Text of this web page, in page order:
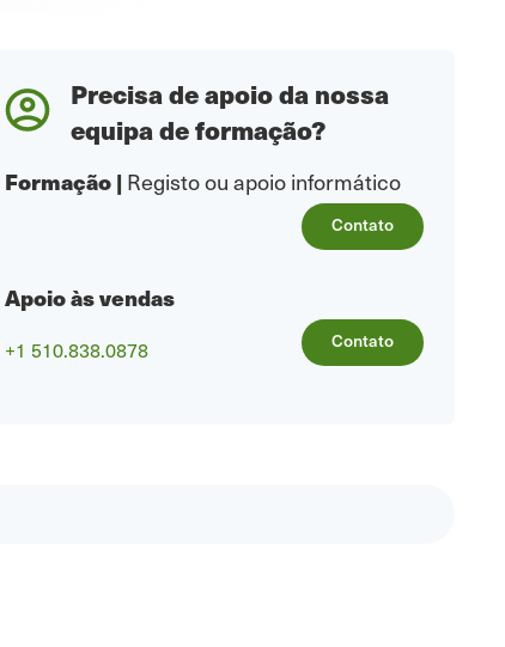
Precisa de apoio da nossa
equipa de formação?
Formação| Registo ou apoio informático
Contato
Apoio às vendas
+1 510.838.0878 Contato